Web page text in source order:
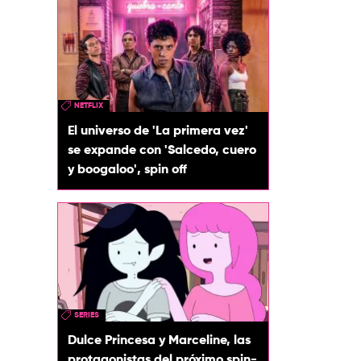
NETFLIX
El universo de 'La primera vez'
se expande con 'Salcedo, cuero
y boogaloo', spin off
SERIES
Dulce Princesa y Marceline, las